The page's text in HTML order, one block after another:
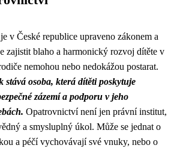
v České republice upraveno zákonem a
zajistit blaho a harmonický rozvoj dítěte v
nemohou nebo nedokážou postarat.
stává osoba, která dítěti poskytuje
zázemí a podporu v jeho
Opatrovnictví není jen právní institut,
a smysluplný úkol. Může se jednat o
a péčí vychovávají své vnuky, nebo o